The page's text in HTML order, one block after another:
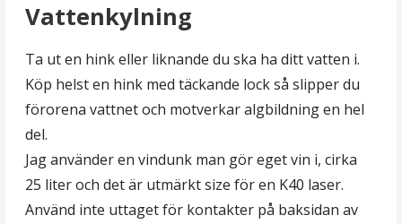
Vattenkylning
Ta ut en hink eller liknande du ska ha ditt vatten i.
Köp helst en hink med täckande lock så slipper du
förorena vattnet och motverkar algbildning en hel
del.
Jag använder en vindunk man gör eget vin i, cirka
25 liter och det är utmärkt size för en K40 laser.
Använd inte uttaget för kontakter på baksidan av